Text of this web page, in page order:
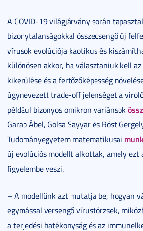
A COVID-19 világjárvány során
bizonytalanságokkal összecsengő új
vírusok evolúciója kaotikus és
különösen akkor, ha választaniuk kell
kikerülése és a fertőzőképesség
úgynevezett trade-off jelenséget a
például bizonyos omikron variánsok
Garab Ábel, Golsa Sayyar és Röst
Tudományegyetem matematikusai
új evolúciós modellt alkottak, amely ezt
figyelembe veszi.
– A modellünk azt mutatja be, hogyan
egymással versengő vírustörzsek,
a terjedési hatékonyság és az